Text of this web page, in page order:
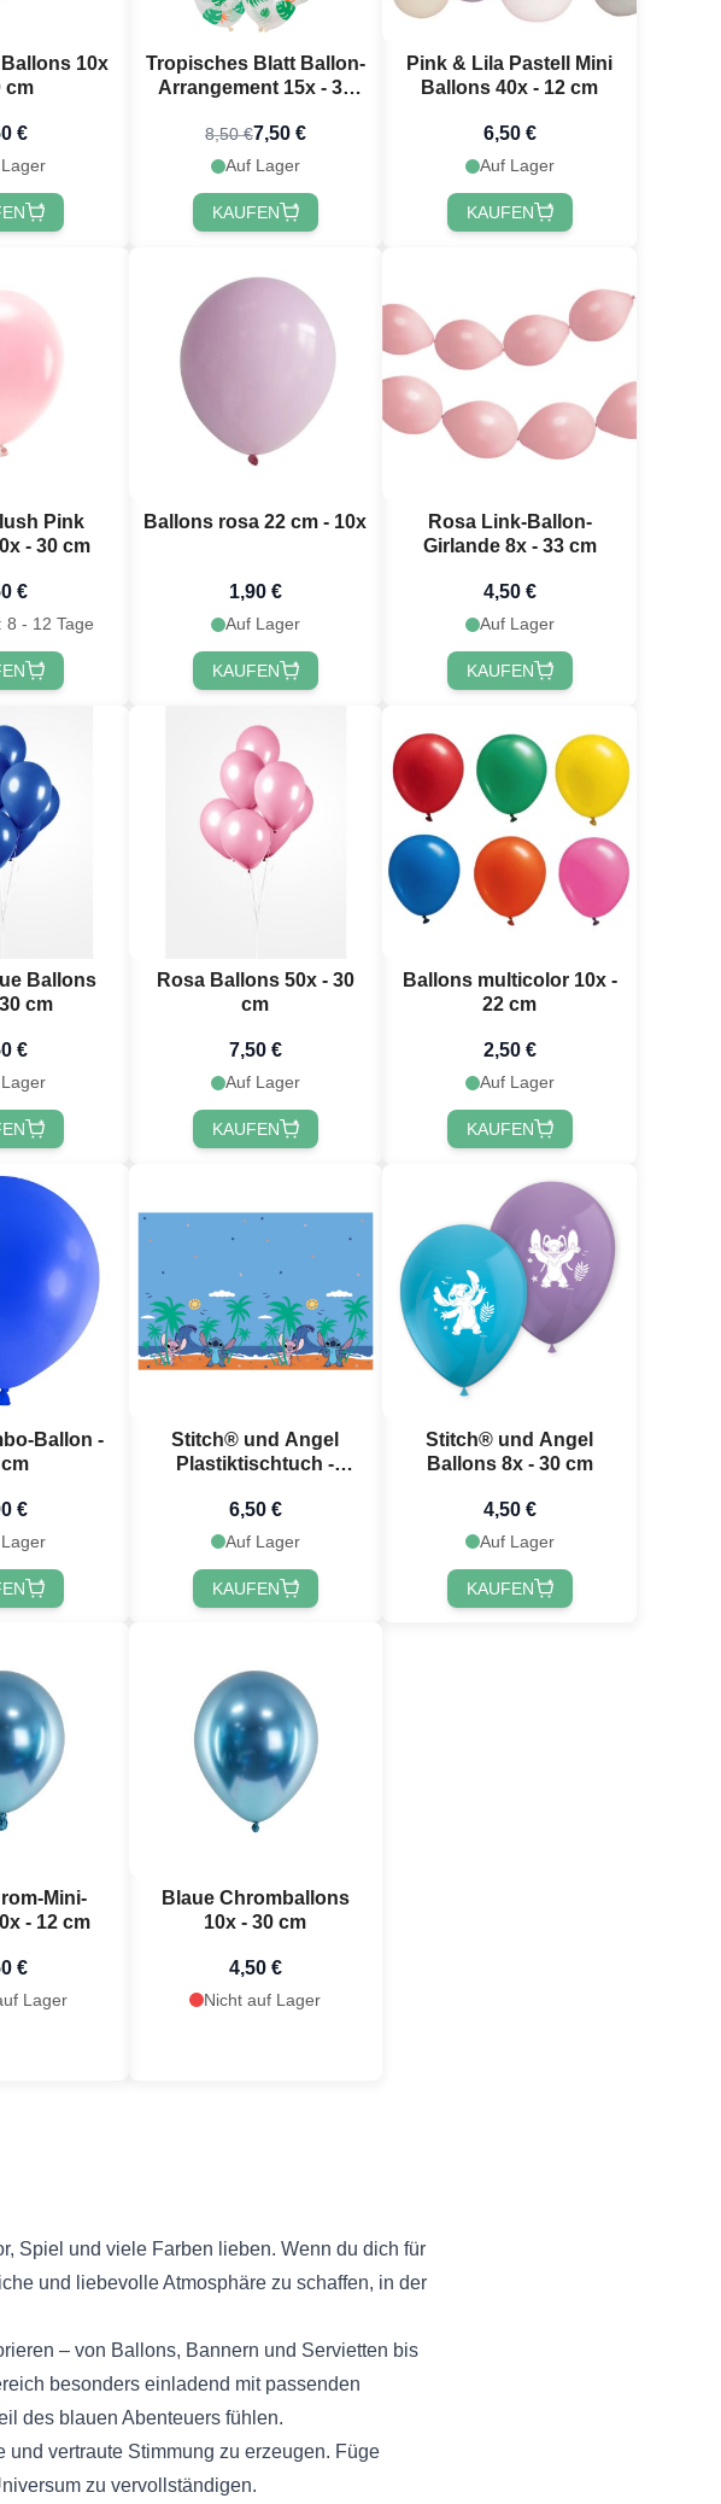
10x
cm
€
Tropisches Blatt Ballon-
Arrangement 15x - 30
8,50 €7,50 €
Auf Lager
KAUFEN
Pink & Lila Pastell Mini
Ballons 40x - 12 cm
6,50 €
Auf Lager
KAUFEN
Pink
- 30 cm
€
8 - 12 Tage
Ballons rosa 22 cm - 10x
1,90 €
Auf Lager
KAUFEN
Rosa Link-Ballon-
Girlande 8x - 33 cm
4,50 €
Auf Lager
KAUFEN
Ballons
cm
€
Rosa Ballons 50x - 30
cm
7,50 €
Auf Lager
KAUFEN
Ballons multicolor 10x -
22 cm
2,50 €
Auf Lager
KAUFEN
Ballon -
€
Stitch® und Angel
Plastiktischtuch -
6,50 €
Auf Lager
KAUFEN
Stitch® und Angel
Ballons 8x - 30 cm
4,50 €
Auf Lager
KAUFEN
Mini-
- 12 cm
€
Lager
Blaue Chromballons
10x - 30 cm
4,50 €
Nicht auf Lager
Spiel und viele Farben lieben. Wenn du dich für
und liebevolle Atmosphäre zu schaffen, in der
– von Ballons, Bannern und Servietten bis
besonders einladend mit passenden
des blauen Abenteuers fühlen.
vertraute Stimmung zu erzeugen. Füge
zu vervollständigen.